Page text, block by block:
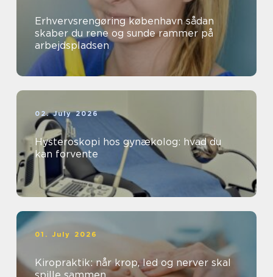
Erhvervsrengøring københavn sådan
skaber du rene og sunde rammer på
arbejdspladsen
02. July 2026
Hysteroskopi hos gynækolog: hvad du
kan forvente
01. July 2026
Kiropraktik: når krop, led og nerver skal